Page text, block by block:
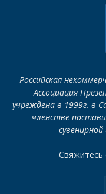
Российская
Ассоциация
учреждена в 1999г. в
членстве
Свяжитесь